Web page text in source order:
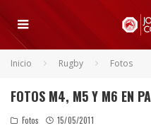
Inicio Rugby Fotos
FOTOS M4, M5 Y M6 EN
Fotos 15/05/2011